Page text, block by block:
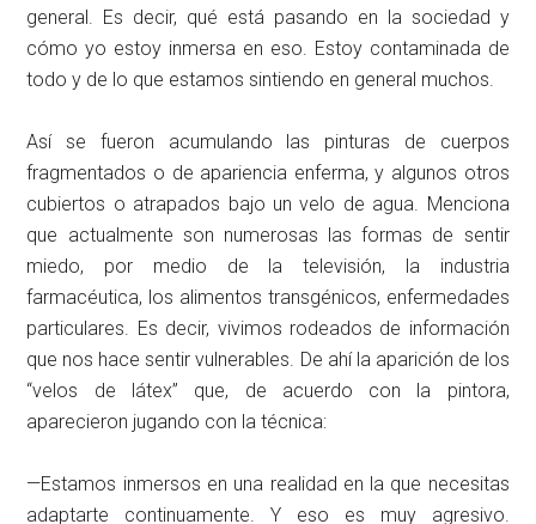
general. Es decir, qué está pasando en la sociedad y
cómo yo estoy inmersa en eso. Estoy contaminada de
todo y de lo que estamos sintiendo en general muchos.
Así se fueron acumulando las pinturas de cuerpos
fragmentados o de apariencia enferma, y algunos otros
cubiertos o atrapados bajo un velo de agua. Menciona
que actualmente son numerosas las formas de sentir
miedo, por medio de la televisión, la industria
farmacéutica, los alimentos transgénicos, enfermedades
particulares. Es decir, vivimos rodeados de información
que nos hace sentir vulnerables. De ahí la aparición de los
“velos de látex” que, de acuerdo con la pintora,
aparecieron jugando con la técnica:
—Estamos inmersos en una realidad en la que necesitas
adaptarte continuamente. Y eso es muy agresivo.